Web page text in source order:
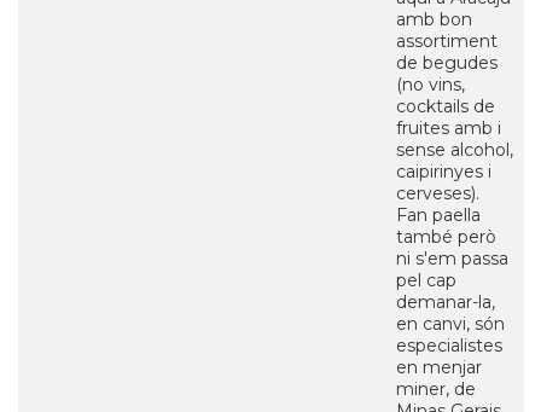
amb bon
assortiment
de begudes
(no vins,
cocktails de
fruites amb i
sense alcohol,
caipirinyes i
cerveses).
Fan paella
també però
ni s'em passa
pel cap
demanar-la,
en canvi, són
especialistes
en menjar
miner, de